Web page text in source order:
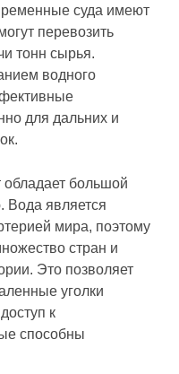
суда имеют
перевозить
тонн сырья.
водного
для дальних и
обладает большой
Вода является
мира, поэтому
стран и
Это позволяет
уголки
к
способны